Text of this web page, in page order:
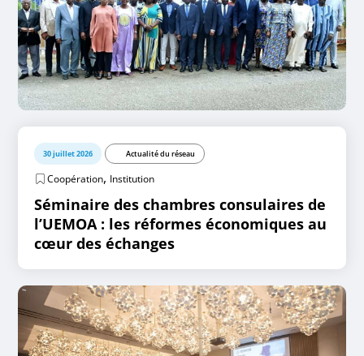
30 juillet 2026 Actualité du réseau
Coopération, Institution
Séminaire des chambres consulaires de
l’UEMOA : les réformes économiques au
cœur des échanges